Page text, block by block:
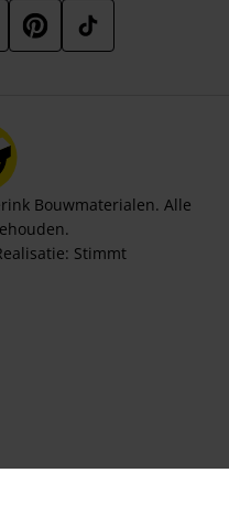
Bouwmaterialen. Alle
Stimmt